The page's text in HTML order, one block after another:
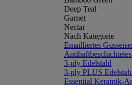
Deep Teal
Garnet
Nectar
Nach Kategorie
Emailliertes
3-ply Edelstahl
3-ply PLUS
Essential Keramik-